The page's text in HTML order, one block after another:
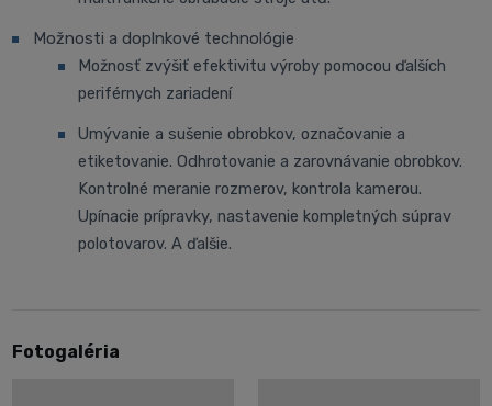
Možnosti a doplnkové technológie
Možnosť zvýšiť efektivitu výroby pomocou ďalších
periférnych zariadení
Umývanie a sušenie obrobkov, označovanie a
etiketovanie. Odhrotovanie a zarovnávanie obrobkov.
Kontrolné meranie rozmerov, kontrola kamerou.
Upínacie prípravky, nastavenie kompletných súprav
polotovarov. A ďalšie.
Fotogaléria